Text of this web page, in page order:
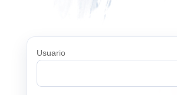
Usuario